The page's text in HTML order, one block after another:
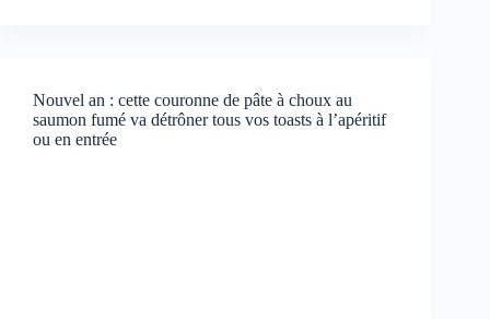
Nouvel an : cette couronne de pâte à choux au
saumon fumé va détrôner tous vos toasts à l’apéritif
ou en entrée